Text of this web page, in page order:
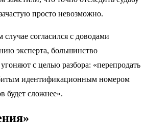
просто невозможно.
согласился с доводами
эксперта, большинство
с целью разбора: «перепродать
идентификационным номером
будет сложнее».